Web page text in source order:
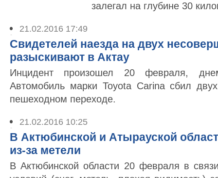
залегал на глубине 30
21.02.2016 17:49
Свидетелей наезда на двух
разыскивают в Актау
Инцидент произошел 20 февраля,
Автомобиль марки Toyota Carina сбил
пешеходном переходе.
21.02.2016 10:25
В Актюбинской и Атырауской
из-за метели
В Актюбинской области 20 февраля в